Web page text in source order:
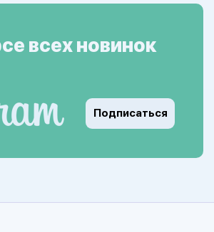
всех новинок
Подписаться